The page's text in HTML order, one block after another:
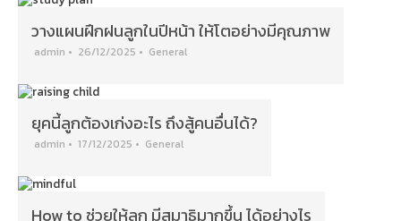
วางแผนฝึกฝนลูกในปีหน้า ให้โตอย่างมีคุณภาพ
admin • 26/12/2025 • General
ยุคนี้ลูกต้องเก่งอะไร ถึงสู้คนอื่นได้?
admin • 17/12/2025 • General
How to ช่วยให้ลูก มีสมาธิมากขึ้น ได้อย่างไร